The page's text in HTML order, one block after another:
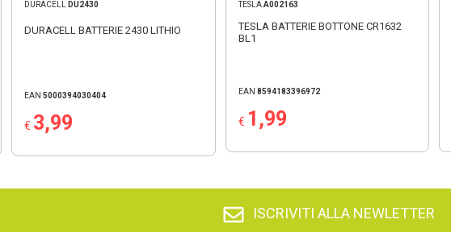
DURACELL DU2430
DURACELL BATTERIE 2430 LITHIO
EAN 5000394030404
€ 3,99
TESLAA002163
TESLA BATTERIE BOTTONE CR1632
BL1
EAN 8594183396972
€ 1,99
ISCRIVITI ALLA NEWLETTER